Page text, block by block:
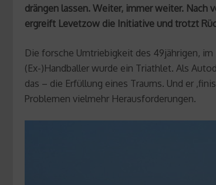
drängen lassen. Weiter, immer weiter. Nach
ergreift Levetzow die Initiative und trotzt
Die forsche Umtriebigkeit des 49jährigen,
(Ex-)Handballer wurde ein Triathlet. Als
das – die Erfüllung eines Traums. Und er
Problemen vielmehr Herausforderungen.